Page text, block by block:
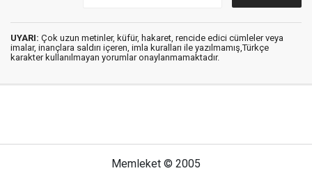
UYARI: Çok uzun metinler, küfür, hakaret, rencide edici cümleler veya
imalar, inançlara saldırı içeren, imla kuralları ile yazılmamış,Türkçe
karakter kullanılmayan yorumlar onaylanmamaktadır.
Memleket © 2005